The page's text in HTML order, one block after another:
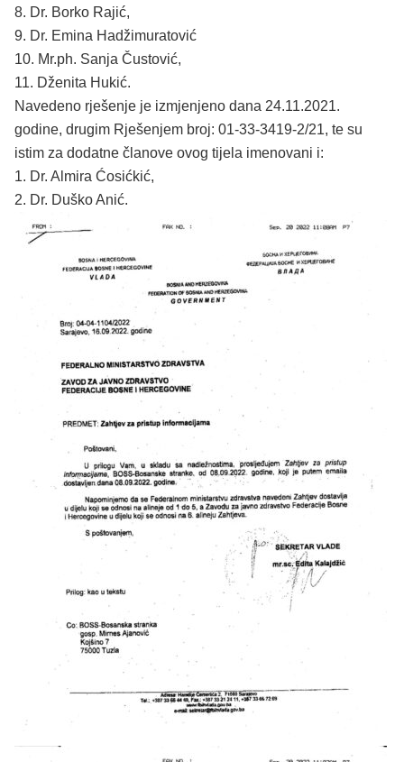
8. Dr. Borko Rajić,
9. Dr. Emina Hadžimuratović
10. Mr.ph. Sanja Čustović,
11. Dženita Hukić.
Navedeno rješenje je izmjenjeno dana 24.11.2021.
godine, drugim Rješenjem broj: 01-33-3419-2/21, te su
istim za dodatne članove ovog tijela imenovani i:
1. Dr. Almira Ćosićkić,
2. Dr. Duško Anić.